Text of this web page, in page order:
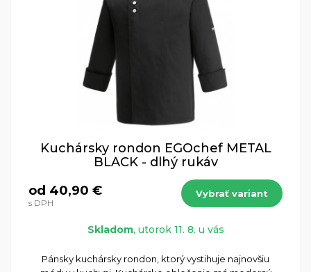
Kuchársky rondon EGOchef METAL
BLACK - dlhý rukáv
od 40,90 €
s DPH
Vybrať variant
Skladom, utorok 11. 8. u vás
Pánsky kuchársky rondon, ktorý vystihuje najnovšiu